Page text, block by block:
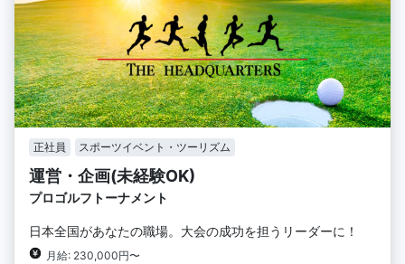
正社員 スポーツイベント・ツーリズム
運営・企画(未経験OK)
プロゴルフトーナメント
日本全国があなたの職場。大会の成功を担うリーダーに！
月給: 230,000円〜